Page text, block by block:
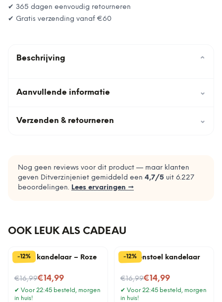
✔ 365 dagen eenvoudig retourneren
✔ Gratis verzending vanaf €60
Beschrijving ⌄
Aanvullende informatie ⌄
Verzenden & retourneren ⌄
Nog geen reviews voor dit product — maar klanten
geven Ditverzinjeniet gemiddeld een 4,7/5 uit 6.227
beoordelingen. Lees ervaringen →
OOK LEUK ALS CADEAU
-12%
Donut kandelaar – Roze
€16,99
Nu voor€14,99
✔ Voor 22:45 besteld, morgen
in huis!
-12%
Paddenstoel kandelaar
€16,99
Nu voor€14,99
✔ Voor 22:45 besteld, morgen
in huis!